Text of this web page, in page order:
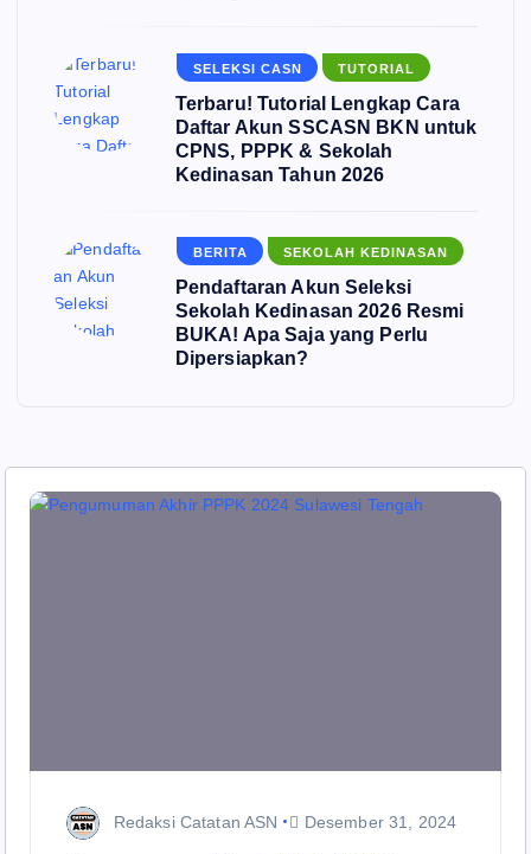
SELEKSI CASN TUTORIAL
Terbaru! Tutorial Lengkap Cara
Daftar Akun SSCASN BKN untuk
CPNS, PPPK & Sekolah
Kedinasan Tahun 2026
BERITA SEKOLAH KEDINASAN
Pendaftaran Akun Seleksi
Sekolah Kedinasan 2026 Resmi
BUKA! Apa Saja yang Perlu
Dipersiapkan?
Redaksi Catatan ASN Desember 31, 2024